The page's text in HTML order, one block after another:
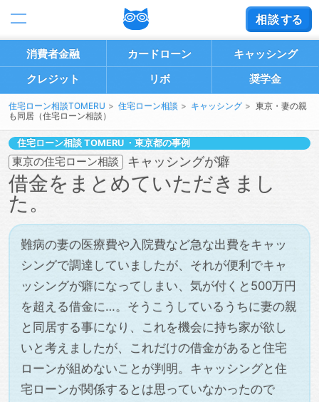
消費者金融 カードローン
キャッシング
クレジット
リボ 奨学金
住宅ローン相談TOMERU 住宅ローン相談 キャッシング
東京・妻の親
も同居（住宅ローン相談）
住宅ローン相談 ・東京都の事例
東京の住宅ローン相談 キャッシングが癖
借金をまとめていただきまし
た。
難病の妻の医療費や入院費など急な出費をキャッ
シングで調達していましたが、それが便利でキャ
ッシングが癖になってしまい、気が付くと500万円
を超える借金に…。そうこうしているうちに妻の親
と同居する事になり、これを機会に持ち家が欲し
いと考えましたが、これだけの借金があると住宅
ローンが組めないことが判明。キャッシングと住
宅ローンが関係するとは思っていなかったので
相談する